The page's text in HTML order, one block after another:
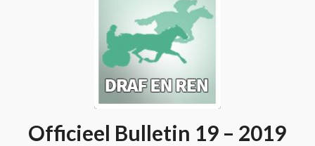
Officieel Bulletin 19 – 2019